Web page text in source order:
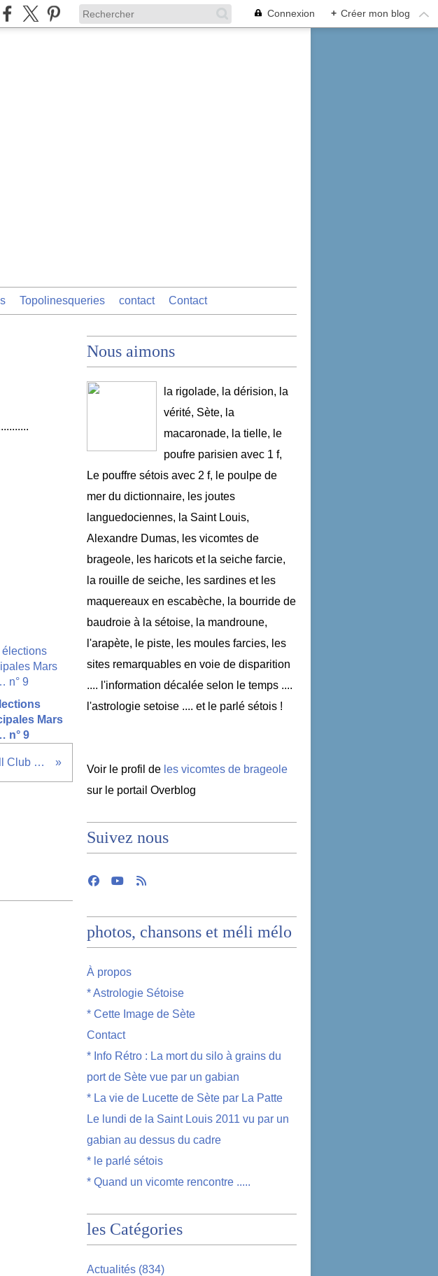
Connexion + Créer mon blog
Topolinesqueries contact Contact
Mars
n° 9
Un Argentin au Football Club de Sète ?
Nous aimons
la rigolade, la dérision, la
vérité, Sète, la
macaronade, la tielle, le
poufre parisien avec 1 f,
Le pouffre sétois avec 2 f, le poulpe de
mer du dictionnaire, les joutes
languedociennes, la Saint Louis,
Alexandre Dumas, les vicomtes de
brageole, les haricots et la seiche farcie,
la rouille de seiche, les sardines et les
maquereaux en escabèche, la bourride de
baudroie à la sétoise, la mandroune,
l'arapète, le piste, les moules farcies, les
sites remarquables en voie de disparition
.... l'information décalée selon le temps ....
l'astrologie setoise .... et le parlé sétois !
Voir le profil de les vicomtes de brageole
sur le portail Overblog
Suivez nous
photos, chansons et méli mélo
À propos
* Astrologie Sétoise
* Cette Image de Sète
Contact
* Info Rétro : La mort du silo à grains du
port de Sète vue par un gabian
* La vie de Lucette de Sète par La Patte
Le lundi de la Saint Louis 2011 vu par un
gabian au dessus du cadre
* le parlé sétois
* Quand un vicomte rencontre .....
les Catégories
Actualités (834)